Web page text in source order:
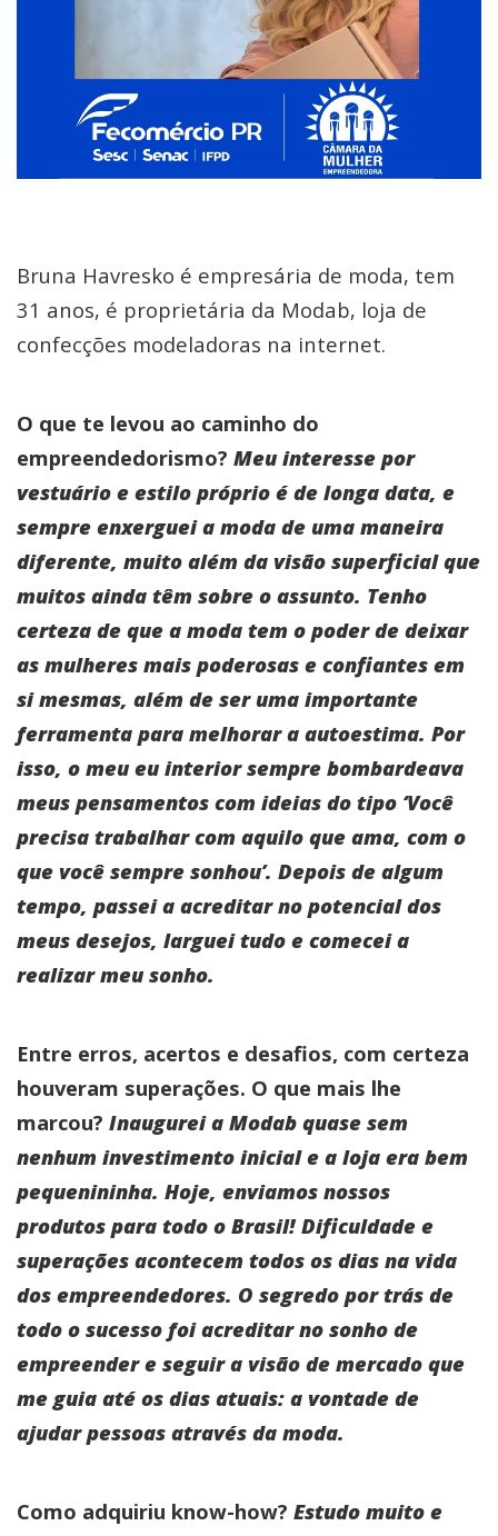
Bruna Havresko é empresária de moda, tem
31 anos, é proprietária da Modab, loja de
confecções modeladoras na internet.
O que te levou ao caminho do
empreendedorismo? Meu interesse por
vestuário e estilo próprio é de longa data, e
sempre enxerguei a moda de uma maneira
diferente, muito além da visão superficial que
muitos ainda têm sobre o assunto. Tenho
certeza de que a moda tem o poder de deixar
as mulheres mais poderosas e confiantes em
si mesmas, além de ser uma importante
ferramenta para melhorar a autoestima. Por
isso, o meu eu interior sempre bombardeava
meus pensamentos com ideias do tipo ‘Você
precisa trabalhar com aquilo que ama, com o
que você sempre sonhou’. Depois de algum
tempo, passei a acreditar no potencial dos
meus desejos, larguei tudo e comecei a
realizar meu sonho.
Entre erros, acertos e desafios, com certeza
houveram superações. O que mais lhe
marcou? Inaugurei a Modab quase sem
nenhum investimento inicial e a loja era bem
pequenininha. Hoje, enviamos nossos
produtos para todo o Brasil! Dificuldade e
superações acontecem todos os dias na vida
dos empreendedores. O segredo por trás de
todo o sucesso foi acreditar no sonho de
empreender e seguir a visão de mercado que
me guia até os dias atuais: a vontade de
ajudar pessoas através da moda.
Como adquiriu know-how? Estudo muito e